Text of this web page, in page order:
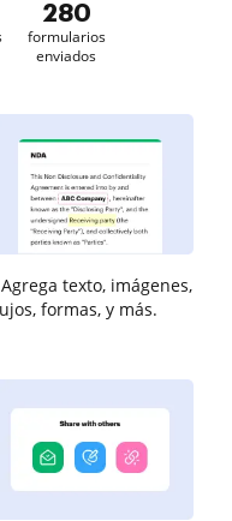
280
formularios
enviados
Agrega texto, imágenes,
formas, y más.